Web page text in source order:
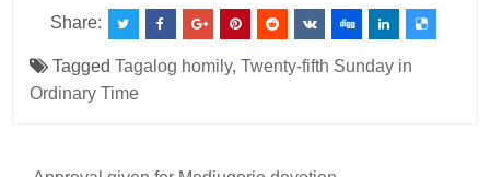
Share:
TaggedTagalog homily,Twenty-fifth Sunday in
Ordinary Time